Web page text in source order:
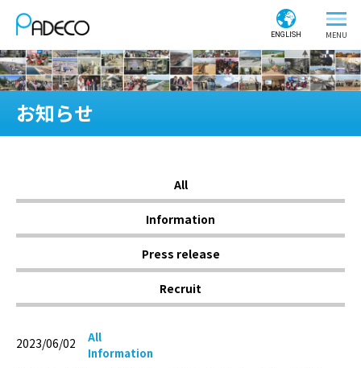
ENGLISH
お知らせ
All
Information
Press release
Recruit
2023/06/02
All
Information